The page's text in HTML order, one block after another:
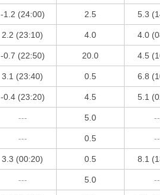
-1.2 (24:00) 2.5 5.3
2.2 (23:10) 4.0 4.0
-0.7 (22:50) 20.0 4.5
3.1 (23:40) 0.5 6.8
-0.4 (23:20) 4.5 5.1
--- 5.0
--- 0.5
3.3 (00:20) 0.5 8.1
--- 5.0